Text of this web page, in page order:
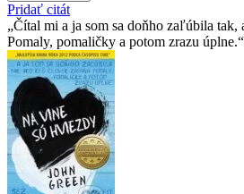
Pridať citát
Čítal mi a ja som sa doňho zaľúbila tak,
Pomaly, pomaličky a potom zrazu úplne.